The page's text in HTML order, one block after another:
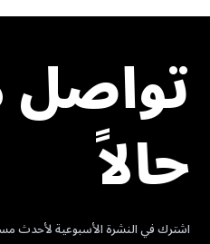
تواصل
حالاً
اشترك في النشرة الأسبوعية لأحدث